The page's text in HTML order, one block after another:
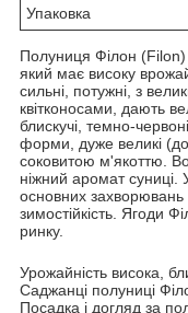
Упаковка
Полуниця Філон (Filon)
який має високу
сильні, потужні, з
квітконосами, дають
блискучі, темно-
форми, дуже великі
соковитою м'якоттю.
ніжний аромат суниці.
основних
зимостійкість. Ягоди
ринку.
Урожайність висока,
Саджанці полуниці
Посадка і догляд за